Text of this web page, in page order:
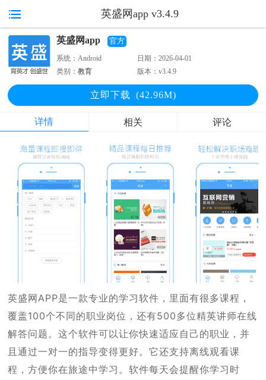
英盛网app v3.4.9
英盛网app 官方
系统：Android 日期：2026-04-01
类别：教育 版本：v3.4.9
立即下载 (42.96M)
详情 相关 评论
英盛网APP是一款专业的学习软件，里面有很多课程，
覆盖100个不同的职业岗位，还有500多位精英讲师在线
解答问题。这个软件可以让你快速适应自己的职业，并
且通过一对一的指导变得更好。它还支持离线观看课
程，方便你在旅途中学习。软件每天会提醒你学习时